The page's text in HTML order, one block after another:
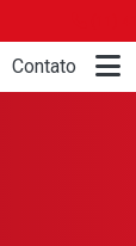
Contato